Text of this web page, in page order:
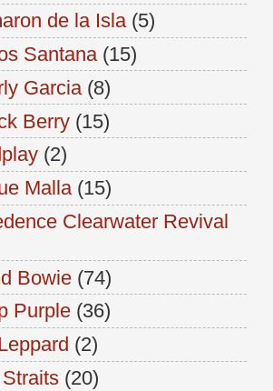
de la Isla (5)
Santana (15)
Garcia (8)
Berry (15)
(2)
Malla (15)
Clearwater Revival
Bowie (74)
Purple (36)
(2)
(20)